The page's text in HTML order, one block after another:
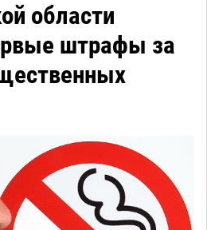
области
штрафы за